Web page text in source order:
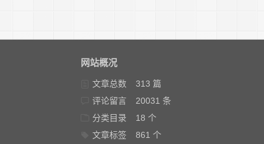
网站概况
文章总数
313 篇
评论留言
20031 条
分类目录
18 个
文章标签
861 个